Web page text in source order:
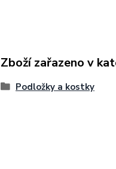
Zboží zařazeno v
Podložky a kostky